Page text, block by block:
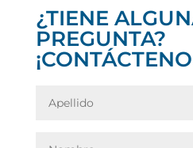
¿TIENE
PREGUNTA?